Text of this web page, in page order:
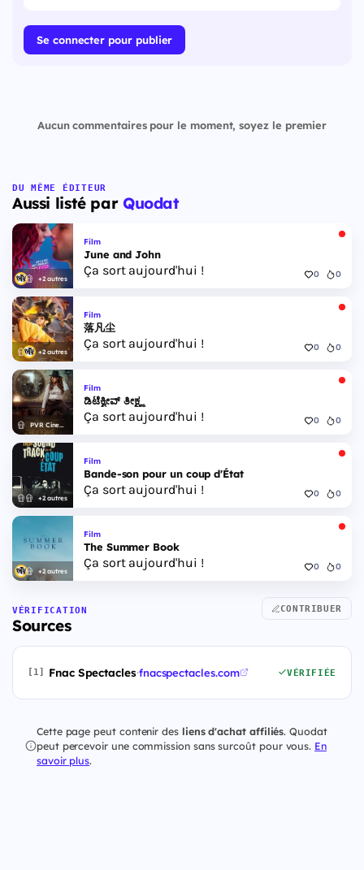
Se connecter pour publier
Aucun commentaires pour le moment, soyez le premier
DU MÊME ÉDITEUR
Aussi listé par Quodat
+2 autres
Film
June and John
Ça sort aujourd'hui ! 0 0
+2 autres
Film
落凡尘
Ça sort aujourd'hui ! 0 0
PVR Cinemas
Film
ಡಿಟೆಕ್ವೀವ್ ತೀಕ್ಷ್ಣ
Ça sort aujourd'hui ! 0 0
+2 autres
Film
Bande-son pour un coup d'État
Ça sort aujourd'hui ! 0 0
+2 autres
Film
The Summer Book
Ça sort aujourd'hui ! 0 0
VÉRIFICATION
Sources
CONTRIBUER
[1] Fnac Spectacles·fnacspectacles.com VÉRIFIÉE
Cette page peut contenir des liens d'achat affiliés. Quodat
peut percevoir une commission sans surcoût pour vous. En
savoir plus.